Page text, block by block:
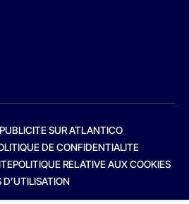
PUBLICITE SUR ATLANTICO
DE CONFIDENTIALITE
POLITIQUE RELATIVE AUX COOKIES